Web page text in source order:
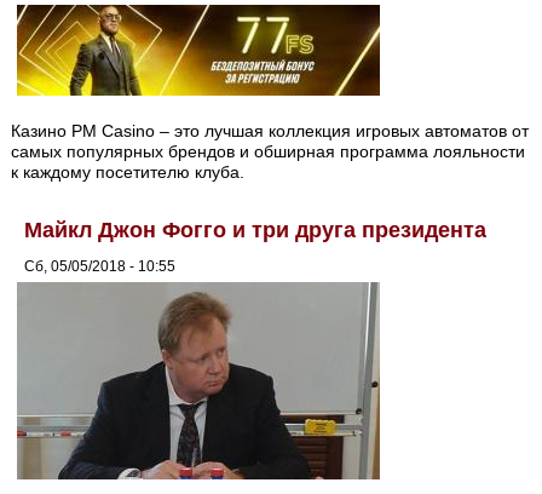
Казино PM Casino – это лучшая коллекция игровых автоматов от
самых популярных брендов и обширная программа лояльности
к каждому посетителю клуба.
Майкл Джон Фогго и три друга президента
Сб, 05/05/2018 - 10:55